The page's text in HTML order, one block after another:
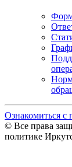
Ознакомиться с
© Все права
политике